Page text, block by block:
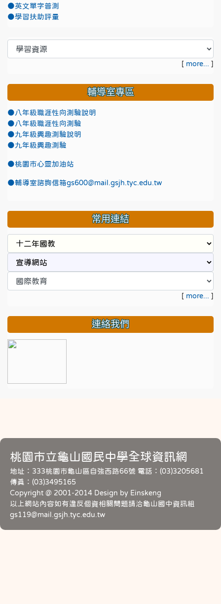
●英文單字普測
●學習扶助評量
[ more... ]
輔導室專區
●八年級職涯性向測驗說明
●八年級職涯性向測驗
●九年級興趣測驗說明
●九年級興趣測驗
●桃園市心靈加油站
●輔導室諮詢信箱gs600@mail.gsjh.tyc.edu.tw
常用連結
[ more... ]
連絡我們
桃園市立龜山國民中學全球資訊網
地址：333桃園市龜山區自強西路66號 電話：(03)3205681
傳真：(03)3495165
Copyright @ 2001-2014 Design by Einskeng
以上網站內容如有違反個資相關問題請洽龜山國中資訊組
gs119@mail.gsjh.tyc.edu.tw